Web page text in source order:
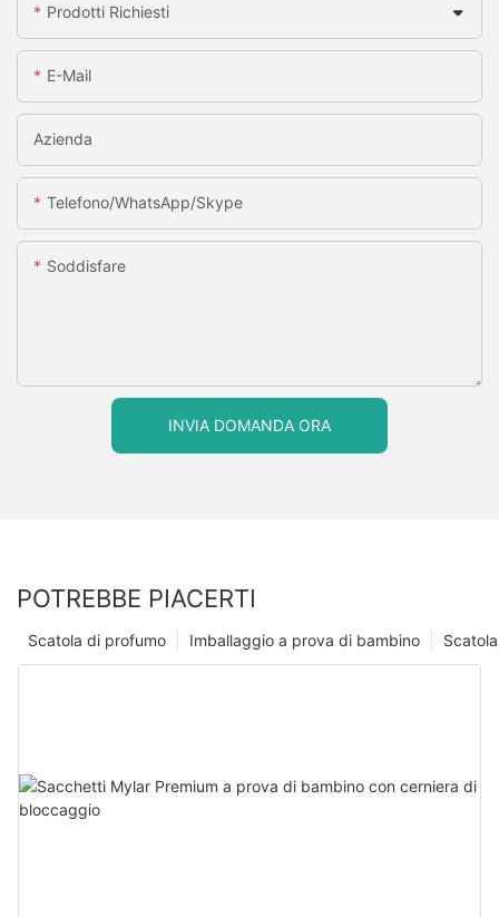
Prodotti Richiesti
E-Mail
Azienda
Telefono/WhatsApp/Skype
Soddisfare
INVIA DOMANDA ORA
POTREBBE PIACERTI
Imballaggio a prova di bambino
Scatola di profumo